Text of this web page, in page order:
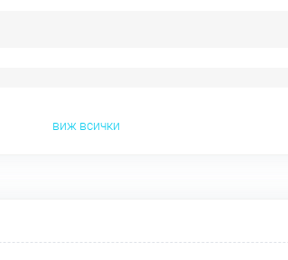
виж всички